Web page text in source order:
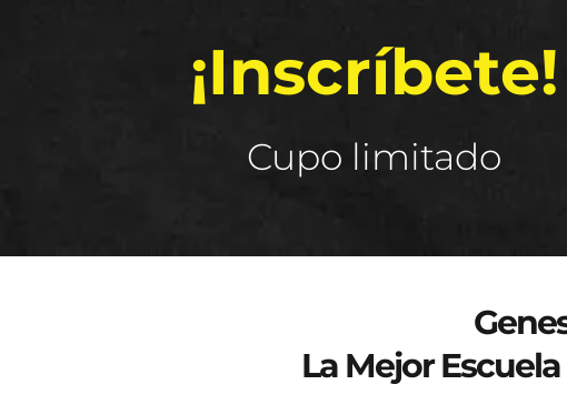
¡Inscríbete!
Cupo limitado
La Mejor